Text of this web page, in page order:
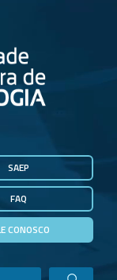
SAEP
FAQ
CONOSCO